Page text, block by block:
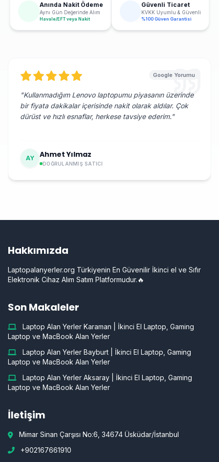
Anında Nakit Ödeme
Aynı Gün Değerinde Alım
Havale/EFT veya Nakit
Güvenli Ticaret
KVKK Uyumlu & Güvenli
%100 Güven Garantisi
Google Yorumu
"Kullanmadığım Lenovo laptopumu piyasanın üzerinde
bir fiyata dakikalar içerisinde nakit olarak aldılar. Çok
dürüst ve hızlı esnaflar, herkese tavsiye ederim."
AY Ahmet Yılmaz
DOĞRULANMIŞ SATICI
Hakkımızda
Laptopalanyerler.org Türkiyenin En Güvenilir İkinci el ve Sıfır
Elektronik Cihaz Alım Satım Platformudur.🔥
Son Makaleler
Laptop Alan Yerler Karaman | İkinci El Laptop, Gaming
Laptop ve MacBook Alan Yerler
Laptop Alan Yerler Bayburt | İkinci El Laptop, Gaming
Laptop ve MacBook Alan Yerler
Laptop Alan Yerler Aksaray | İkinci El Laptop, Gaming
Laptop ve MacBook Alan Yerler
İletişim
Mimar Sinan Çarşısı No:6, 34674 Üsküdar/İstanbul
+902167661910